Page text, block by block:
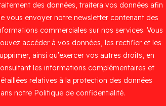
des données, traitera vos données afin
vous envoyer notre newsletter contenant des
commerciales sur nos services. Vous
accéder à vos données, les rectifier et les
ainsi qu'exercer vos autres droits, en
les informations complémentaires et
relatives à la protection des données
notre Politique de confidentialité.